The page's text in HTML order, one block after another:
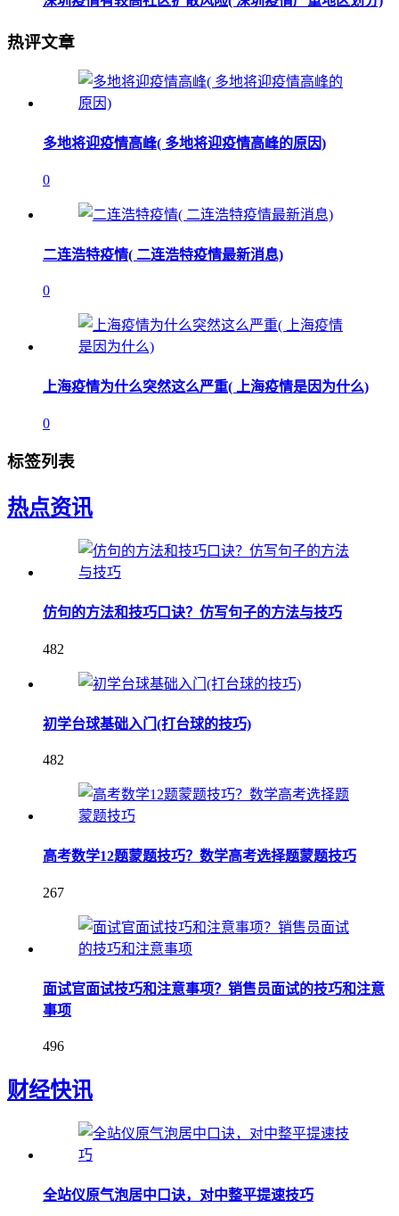
热评文章
多地将迎疫情高峰( 多地将迎疫情高峰的原因)
0
二连浩特疫情( 二连浩特疫情最新消息)
0
上海疫情为什么突然这么严重( 上海疫情是因为什么)
0
标签列表
热点资讯
仿句的方法和技巧口诀？仿写句子的方法与技巧
482
初学台球基础入门(打台球的技巧)
482
高考数学12题蒙题技巧？数学高考选择题蒙题技巧
267
面试官面试技巧和注意事项？销售员面试的技巧和注意
事项
496
财经快讯
全站仪原气泡居中口诀，对中整平提速技巧